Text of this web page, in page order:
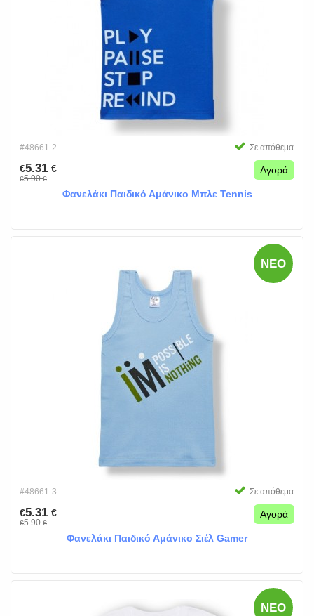
#48661-2 Σε απόθεμα
€5.31 €
€5.90€
Αγορά
Φανελάκι Παιδικό Αμάνικο Μπλε Tennis
ΝΈΟ
#48661-3 Σε απόθεμα
€5.31 €
€5.90€
Αγορά
Φανελάκι Παιδικό Αμάνικο Σιέλ Gamer
ΝΈΟ